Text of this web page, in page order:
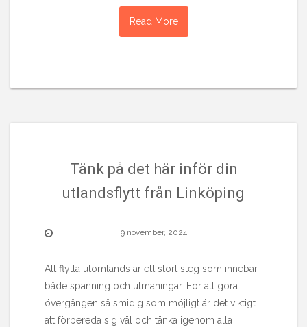
Read More
Tänk på det här inför din
utlandsflytt från Linköping
9 november, 2024
Att flytta utomlands är ett stort steg som innebär
både spänning och utmaningar. För att göra
övergången så smidig som möjligt är det viktigt
att förbereda sig väl och tänka igenom alla